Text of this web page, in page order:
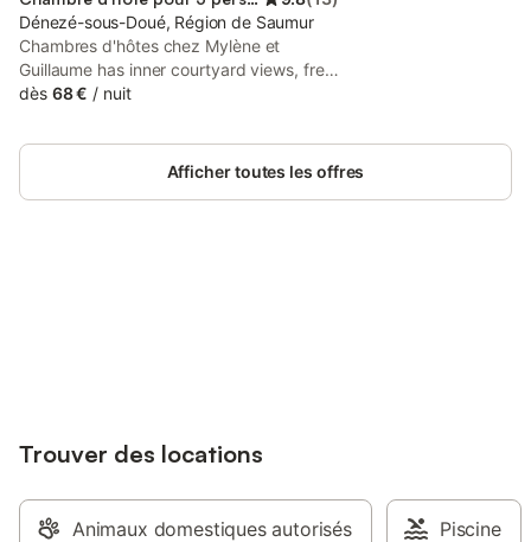
Dénezé-sous-Doué, Région de Saumur
Chambres d'hôtes chez Mylène et
Guillaume has inner courtyard views, free
WiFi and free private parking, set in
Train Station.
dès 68 € / nuit
Afficher toutes les offres
Trouver des locations
Animaux domestiques autorisés Piscine